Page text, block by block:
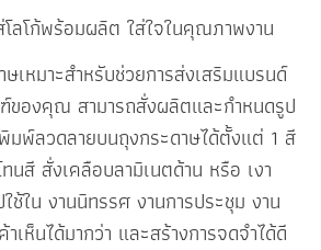
ลโก้พร้อมผลิต ใส่ใจในคุณภาพงาน
หมาะสำหรับช่วยการส่งเสริมแบรนด์
องคุณ สามารถสั่งผลิตและกำหนดรูป
มพ์ลวดลายบนถุงกระดาษได้ตั้งแต่ 1 สี
สี สั่งเคลือบลามิเนตด้าน หรือ เงา
ช้ใน งานนิทรรศ งานการประชุม งาน
เห็นได้มากว่า และสร้างการจดจำได้ดี